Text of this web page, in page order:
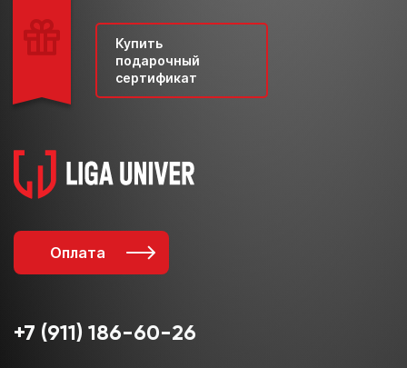
Оплата
+7 (911) 186-60-26
Купить
подарочный
сертификат